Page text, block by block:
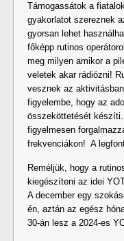
Támogassátok a
gyakorlatot szereznek
gyorsan lehet
főképp rutinos
meg milyen amikor a
veletek akar rádiózni!
vesznek az
figyelembe, hogy az
összeköttetését
figyelmesen
frekvenciákon! A
Reméljük, hogy a
kiegészíteni az idei
A december egy
én, aztán az egész
30-án lesz a 2024-es